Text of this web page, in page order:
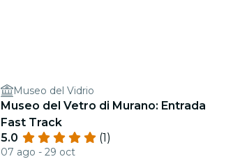
Museo del Vidrio
Museo del Vetro di Murano: Entrada
Fast Track
5.0
(1)
07 ago - 29 oct